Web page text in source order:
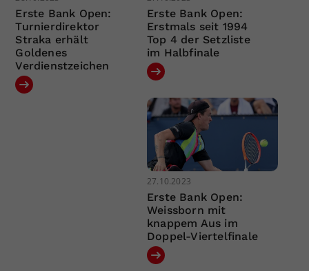
Erste Bank Open:
Turnierdirektor
Straka erhält
Goldenes
Verdienstzeichen
Erste Bank Open:
Erstmals seit 1994
Top 4 der Setzliste
im Halbfinale
27.10.2023
Erste Bank Open:
Weissborn mit
knappem Aus im
Doppel-Viertelfinale